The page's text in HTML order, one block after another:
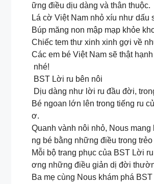
ững điều dịu dàng và thân thuộc.
Lá cờ Việt Nam nhỏ xíu như dấu
Búp măng non mập mạp khỏe
Chiếc tem thư xinh xinh gợi về
Các em bé Việt Nam sẽ thật
nhé!
️ BST Lời ru bên nôi
Dịu dàng như lời ru đầu đời,
Bé ngoan lớn lên trong tiếng ru
ơ.
Quanh vành nôi nhỏ, Nous
ng bé bằng những điều trong
Mỗi bộ trang phục của BST Lời
ơng những điều giản dị đời
Ba mẹ cùng Nous khám phá